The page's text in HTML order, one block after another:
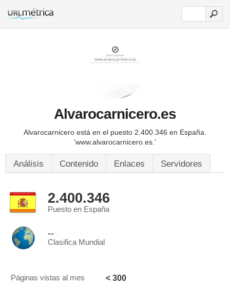
Alvarocarnicero.es
Alvarocarnicero está en el puesto 2.400.346 en España.
'www.alvarocarnicero.es.'
Análisis Contenido Enlaces Servidores
2.400.346
Puesto en España
--
Clasifica Mundial
Páginas vistas al mes < 300